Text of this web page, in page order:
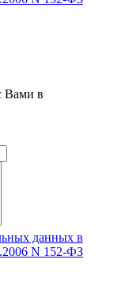
Вами в
данных в
N 152-ФЗ